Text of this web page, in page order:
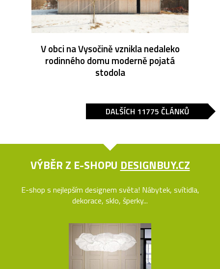
V obci na Vysočině vznikla nedaleko
rodinného domu moderně pojatá
stodola
DALŠÍCH 11775 ČLÁNKŮ
VÝBĚR Z E-SHOPU DESIGNBUY.CZ
E-shop s nejlepším designem světa! Nábytek, svítidla,
dekorace, sklo, šperky...